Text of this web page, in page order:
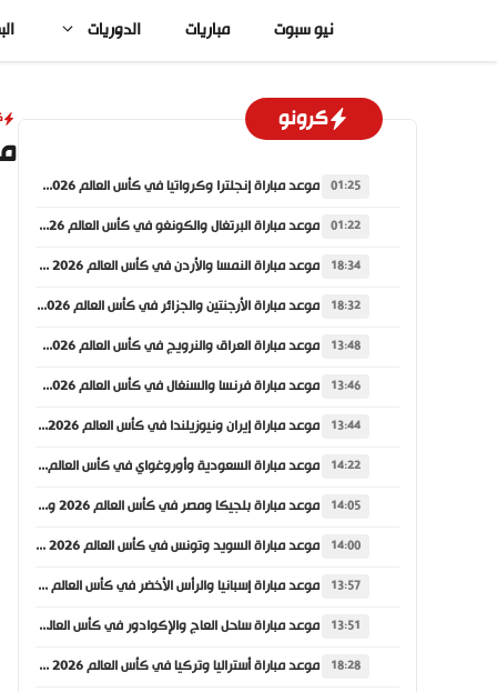
المحتوى
نيو سبوت مباريات الدوريات
كرونو
01:25 موعد مباراة إنجلترا وكرواتيا في كأس العالم 2026 والقنوات الناقلة
01:22 موعد مباراة البرتغال والكونغو في كأس العالم 2026 والقنوات الناقلة
18:34 موعد مباراة النمسا والأردن في كأس العالم 2026 والقنوات الناقلة
18:32 موعد مباراة الأرجنتين والجزائر في كأس العالم 2026 والقنوات الناقلة
13:48 موعد مباراة العراق والنرويج في كأس العالم 2026 والقنوات الناقلة
13:46 موعد مباراة فرنسا والسنغال في كأس العالم 2026 والقنوات الناقلة
13:44 موعد مباراة إيران ونيوزيلندا في كأس العالم 2026 والقنوات الناقلة
14:22 موعد مباراة السعودية وأوروغواي في كأس العالم 2026 والقنوات الناقلة
14:05 موعد مباراة بلجيكا ومصر في كأس العالم 2026 والقنوات الناقلة
14:00 موعد مباراة السويد وتونس في كأس العالم 2026 والقنوات الناقلة
13:57 موعد مباراة إسبانيا والرأس الأخضر في كأس العالم 2026 والقنوات الناقلة
13:51 موعد مباراة ساحل العاج والإكوادور في كأس العالم 2026 والقنوات الناقلة
18:28 موعد مباراة أستراليا وتركيا في كأس العالم 2026 والقنوات الناقلة